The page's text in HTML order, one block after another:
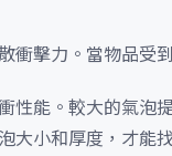
衝擊力。當物品受
性能。較大的氣泡
大小和厚度，才能